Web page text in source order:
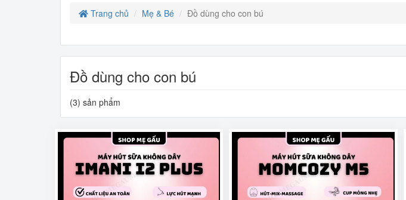
Trang chủ Mẹ & Bé Đồ dùng cho con bú
Đồ dùng cho con bú
(3) sản phẩm